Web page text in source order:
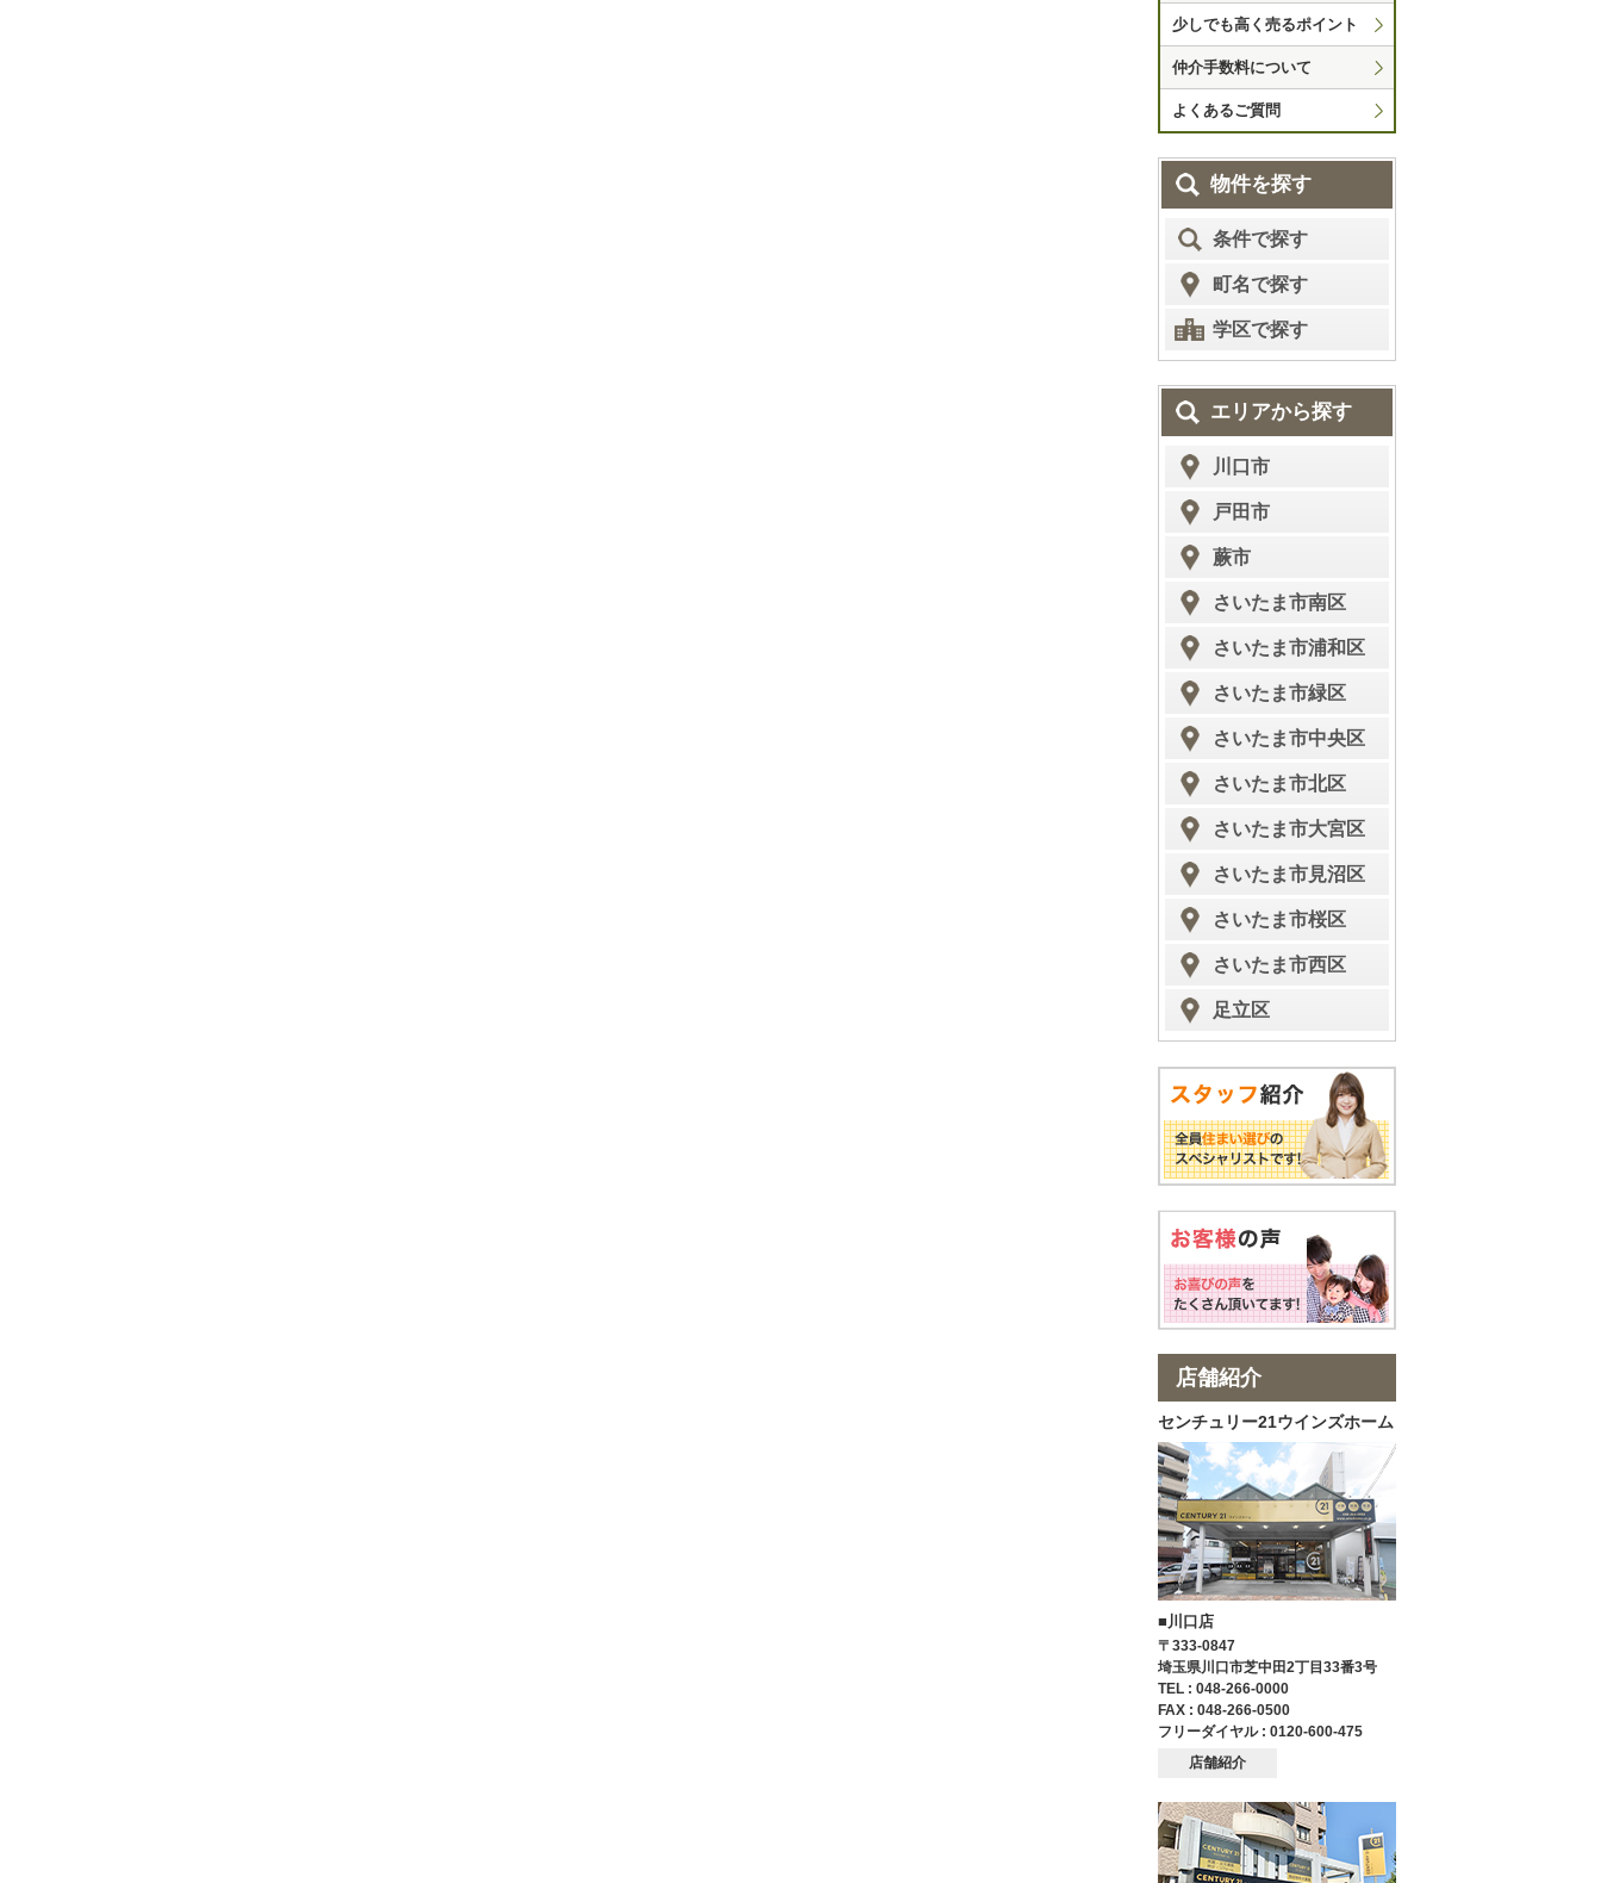
少しでも高く売るポイント
仲介手数料について
よくあるご質問
物件を探す
条件で探す
町名で探す
学区で探す
エリアから探す
川口市
戸田市
蕨市
さいたま市南区
さいたま市浦和区
さいたま市緑区
さいたま市中央区
さいたま市北区
さいたま市大宮区
さいたま市見沼区
さいたま市桜区
さいたま市西区
足立区
店舗紹介
センチュリー21ウインズホーム
■川口店
〒333-0847
埼玉県川口市芝中田2丁目33番3号
TEL : 048-266-0000
FAX : 048-266-0500
フリーダイヤル : 0120-600-475
店舗紹介